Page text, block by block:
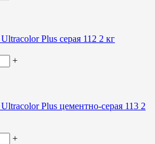
Plus серая 112 2 кг
+
Plus цементно-серая 113 2
+